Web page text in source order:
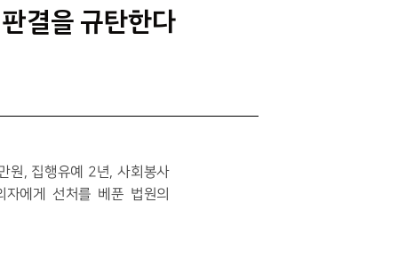
결을 규탄한다
원, 집행유예 2년, 사회봉사
에게 선처를 베푼 법원의